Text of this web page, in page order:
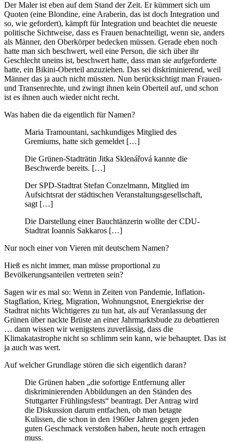
Der Maler ist eben auf dem Stand der Zeit. Er kümmert sich um
Quoten (eine Blondine, eine Araberin, das ist doch Integration und
so, wie gefordert), kämpft für Integration und beachtet die neueste
politische Sichtweise, dass es Frauen benachteiligt, wenn sie, anders
als Männer, den Oberkörper bedecken müssen. Gerade eben noch
hatte man sich beschwert, weil eine Person, die sich über ihr
Geschlecht uneins ist, beschwert hatte, dass man sie aufgeforderte
hatte, ein Bikini-Oberteil anzuziehen. Das sei diskriminierend, weil
Männer das ja auch nicht müssten. Nun berücksichtigt man Frauen-
und Transenrechte, und zwingt ihnen kein Oberteil auf, und schon
ist es ihnen auch wieder nicht recht.
Was haben die da eigentlich für Namen?
Maria Tramountani, sachkundiges Mitglied des
Gremiums, hatte sich gemeldet […]
Die Grünen-Stadträtin Jitka Sklenářová kannte die
Beschwerde bereits. […]
Der SPD-Stadtrat Stefan Conzelmann, Mitglied im
Aufsichtsrat der städtischen Veranstaltungsgesellschaft,
sagt […]
Die Darstellung einer Bauchtänzerin wollte der CDU-
Stadtrat Ioannis Sakkaros […]
Nur noch einer von Vieren mit deutschem Namen?
Hieß es nicht immer, man müsse proportional zu
Bevölkerungsanteilen vertreten sein?
Sagen wir es mal so: Wenn in Zeiten von Pandemie, Inflation-
Stagflation, Krieg, Migration, Wohnungsnot, Energiekrise der
Stadtrat nichts Wichtigeres zu tun hat, als auf Veranlassung der
Grünen über nackte Brüste an einer Jahrmarktsbude zu debattieren
… dann wissen wir wenigstens zuverlässig, dass die
Klimakatastrophe nicht so schlimm sein kann, wie behauptet. Das ist
ja auch was wert.
Auf welcher Grundlage stören die sich eigentlich daran?
Die Grünen haben „die sofortige Entfernung aller
diskriminierenden Abbildungen an den Ständen des
Stuttgarter Frühlingsfests“ beantragt. Der Antrag wird
die Diskussion darum entfachen, ob man betagte
Kulissen, die schon in den 1960er Jahren gegen jeden
guten Geschmack verstoßen haben, heute noch ertragen
muss.